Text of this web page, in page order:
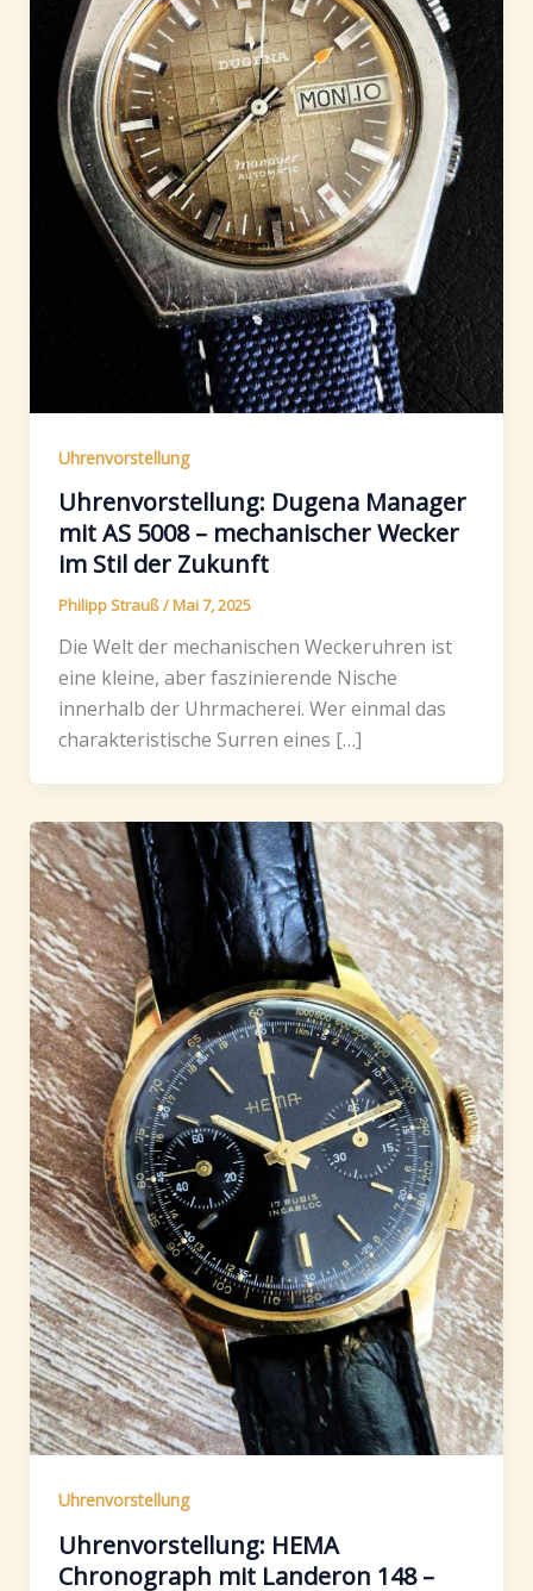
Uhrenvorstellung
Uhrenvorstellung: Dugena Manager
mit AS 5008 – mechanischer Wecker
im Stil der Zukunft
Philipp Strauß/Mai 7, 2025
Die Welt der mechanischen Weckeruhren ist
eine kleine, aber faszinierende Nische
innerhalb der Uhrmacherei. Wer einmal das
charakteristische Surren eines […]
Uhrenvorstellung
Uhrenvorstellung: HEMA
Chronograph mit Landeron 148 –